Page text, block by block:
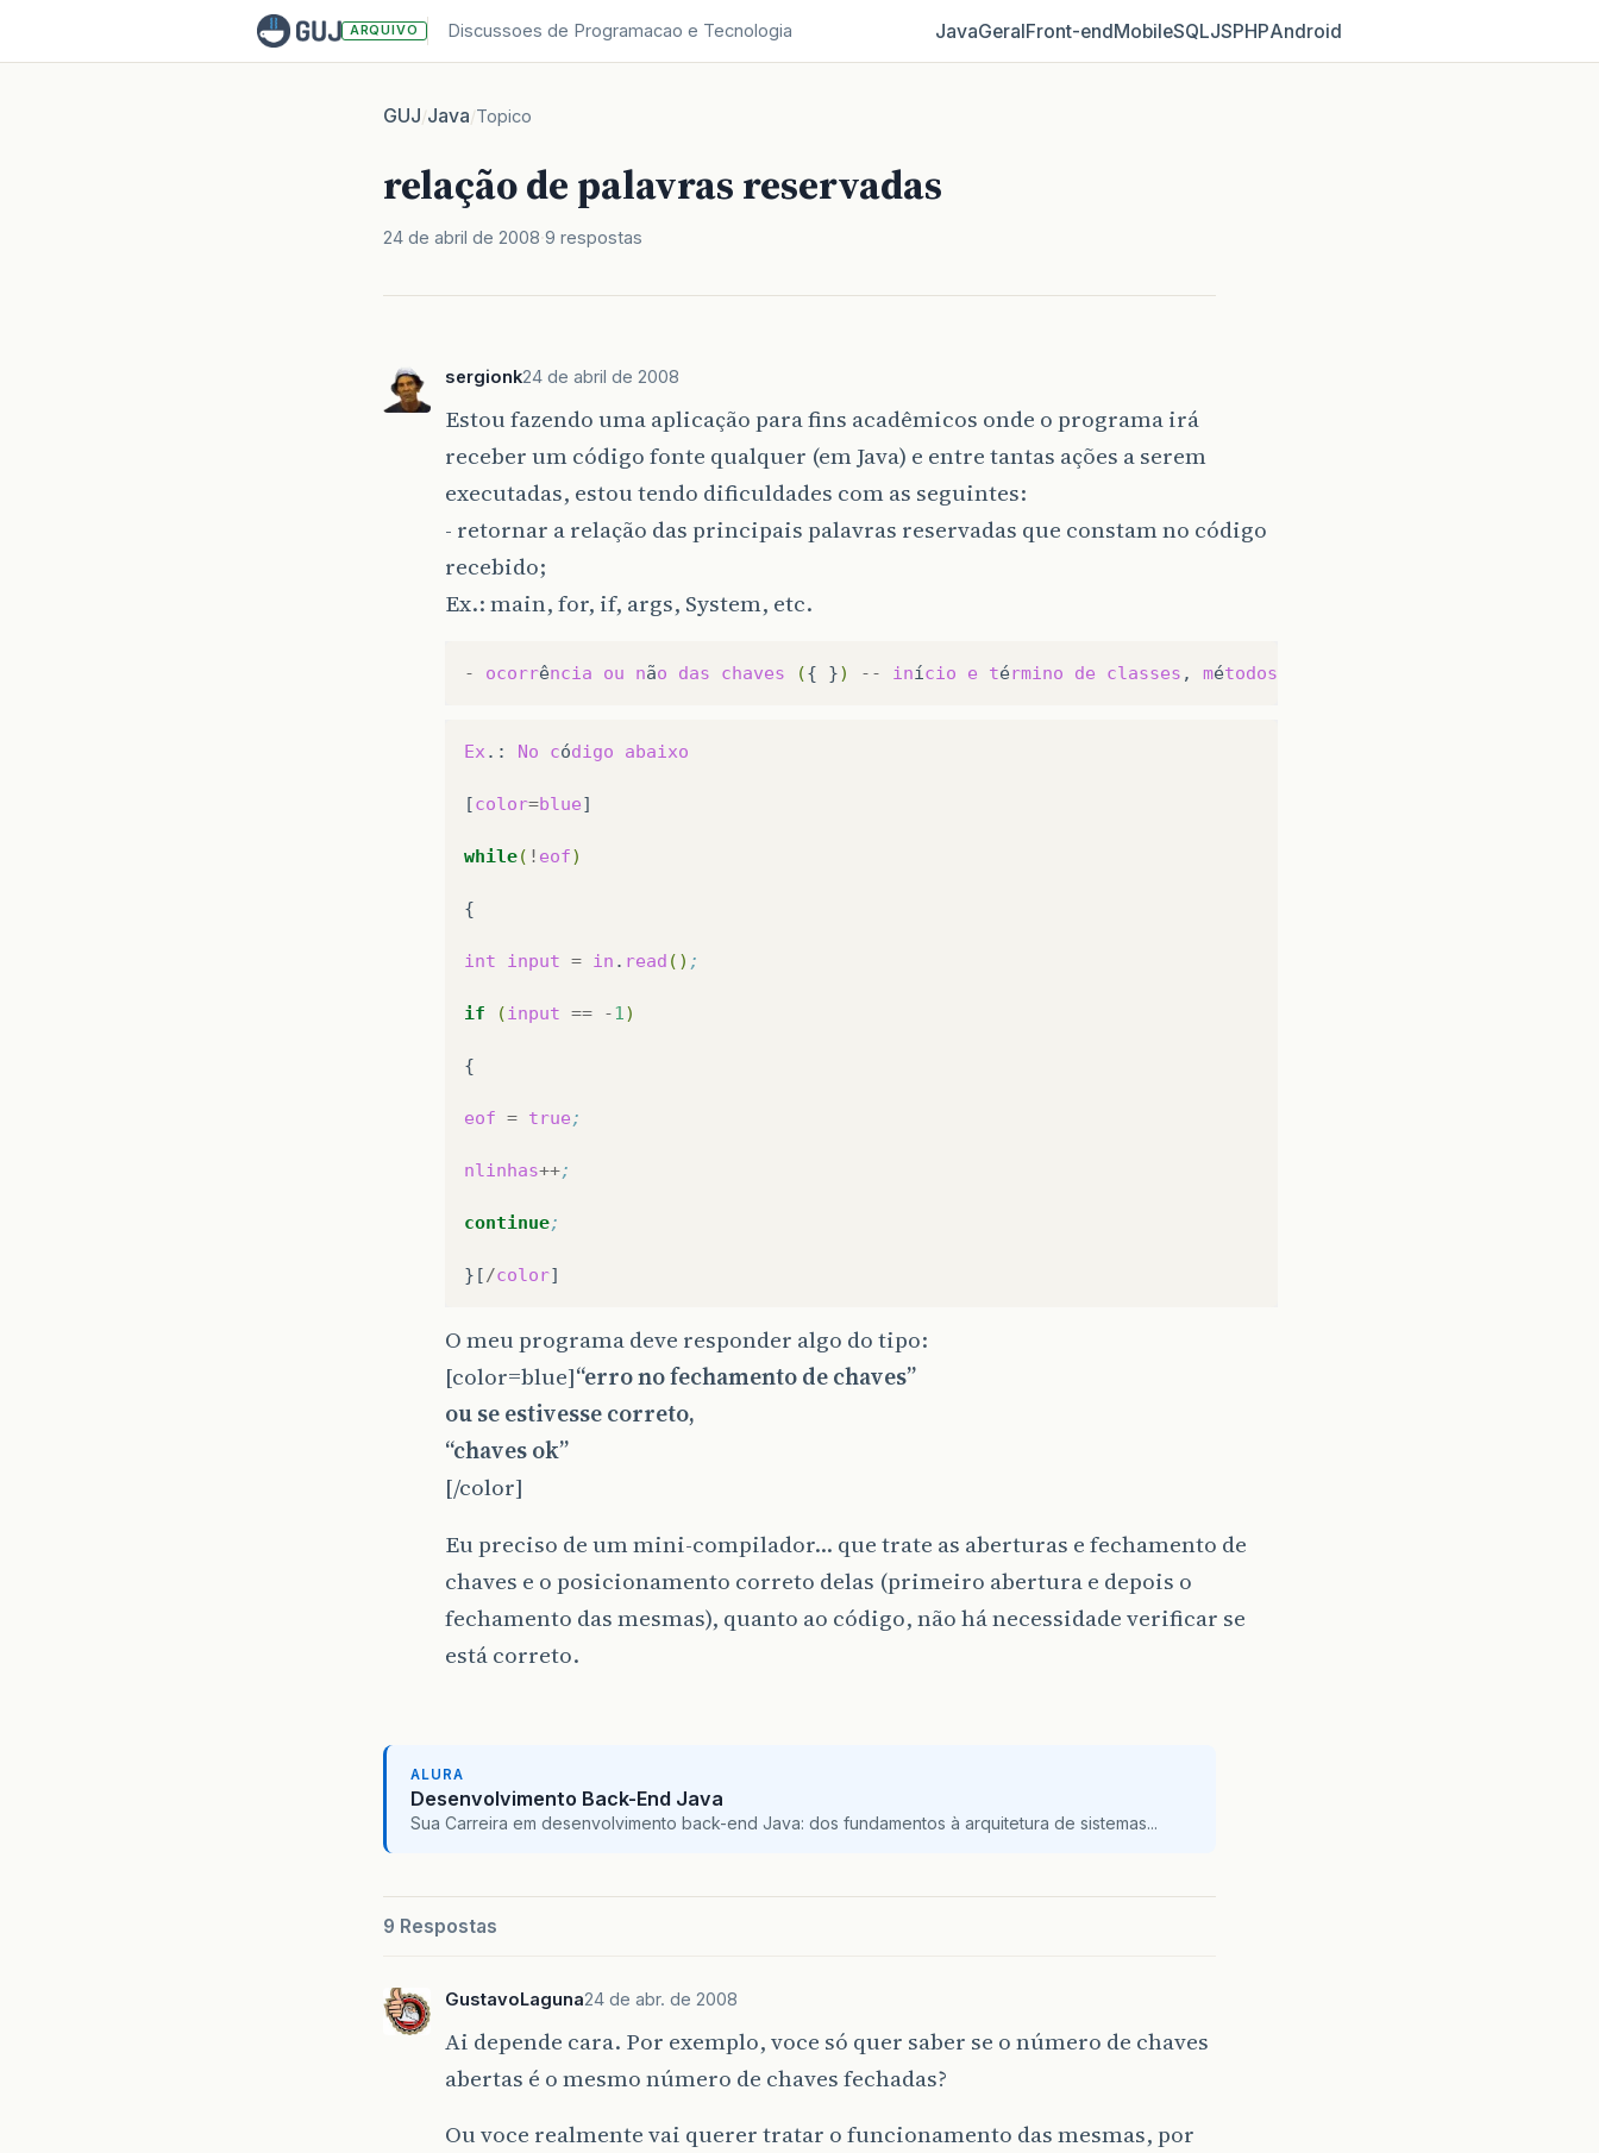
ARQUIVO Discussoes de Programacao e Tecnologia JavaGeralFront‑endMobileSQLJSPHPAndroid
GUJ/Java/Topico
relação de palavras reservadas
24 de abril de 2008 9 respostas
sergionk24 de abril de 2008
Estou fazendo uma aplicação para fins acadêmicos onde o programa irá
receber um código fonte qualquer (em Java) e entre tantas ações a serem
executadas, estou tendo dificuldades com as seguintes:
- retornar a relação das principais palavras reservadas que constam no código
recebido;
Ex.: main, for, if, args, System, etc.
- ocorrência ou não das chaves ({ }) -- início e término de classes , métodos
Ex .: No código abaixo
[color=blue]
while( ! eof)
{
int input = in . read () ;
if ( input == -1 )
{
eof = true;
nlinhas++;
continue;
}[ /color
O meu programa deve responder algo do tipo:
[color=blue]“erro no fechamento de chaves”
ou se estivesse correto,
“chaves ok”
[/color]
Eu preciso de um mini-compilador… que trate as aberturas e fechamento de
chaves e o posicionamento correto delas (primeiro abertura e depois o
fechamento das mesmas), quanto ao código, não há necessidade verificar se
está correto.
ALURA
Desenvolvimento Back-End Java
Sua Carreira em desenvolvimento back-end Java: dos fundamentos à arquitetura de sistemas...
9 Respostas
GustavoLaguna24 de abr. de 2008
Ai depende cara. Por exemplo, voce só quer saber se o número de chaves
abertas é o mesmo número de chaves fechadas?
Ou voce realmente vai querer tratar o funcionamento das mesmas, por